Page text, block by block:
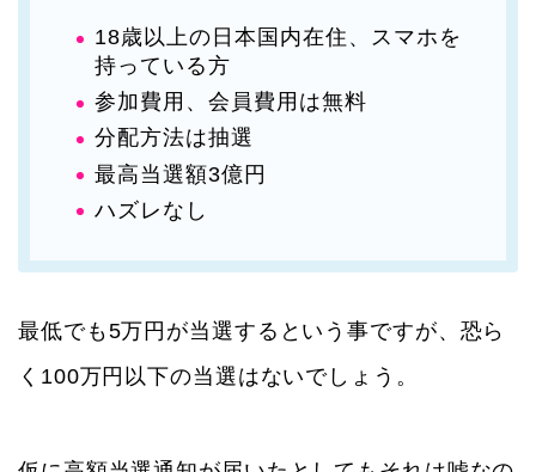
18歳以上の日本国内在住、スマホを
持っている方
参加費用、会員費用は無料
分配方法は抽選
最高当選額3億円
ハズレなし
最低でも5万円が当選するという事ですが、恐ら
く100万円以下の当選はないでしょう。